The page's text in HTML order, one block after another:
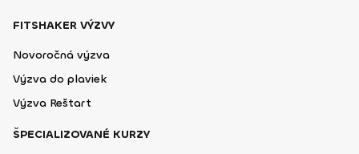
FITSHAKER VÝZVY
Novoročná výzva
Výzva do plaviek
Výzva Reštart
ŠPECIALIZOVANÉ KURZY